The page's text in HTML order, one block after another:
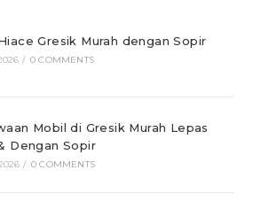
Gresik Murah dengan Sopir
/ 0 COMMENTS
Mobil di Gresik Murah Lepas
Dengan Sopir
/ 0 COMMENTS